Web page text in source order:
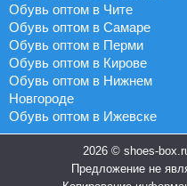
Обувь оптом в Чите
Обувь оптом в Самаре
Обувь оптом в Перми
Обувь оптом в Кирове
Обувь оптом в Нижнем
Новгороде
Обувь оптом в Ижевске
2026 © shoes-
Предложение не